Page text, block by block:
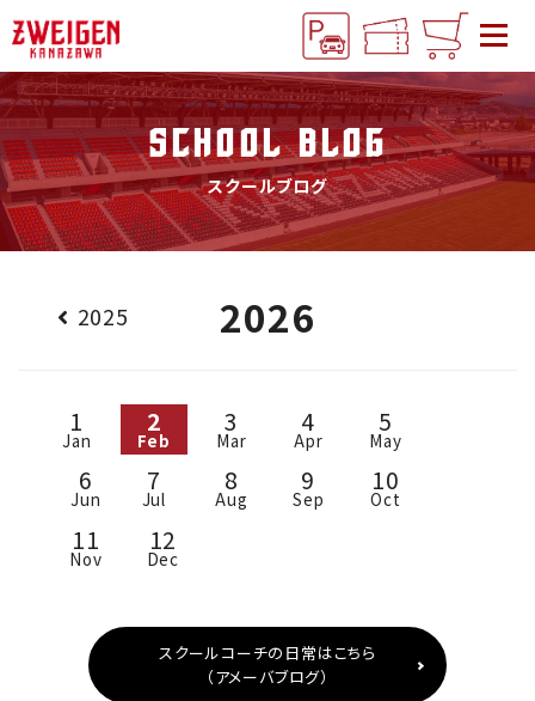
SCHOOL BLOG
スクールブログ
2025 2026
1
Jan
2
Feb
3
Mar
4
Apr
5
May
6
Jun
7
Jul
8
Aug
9
Sep
10
Oct
11
Nov
12
Dec
スクールコーチの日常はこちら
（アメーバブログ）